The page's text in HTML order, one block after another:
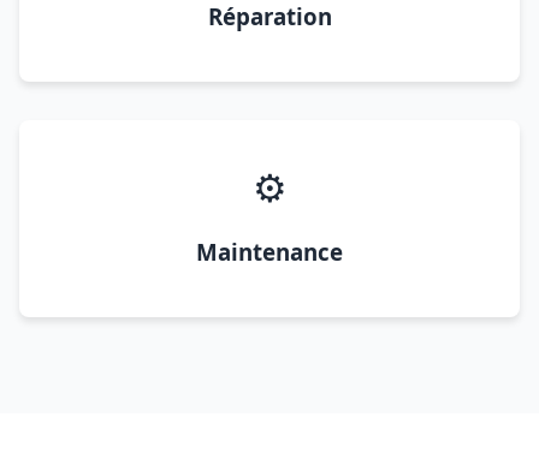
Réparation
⚙️
Maintenance